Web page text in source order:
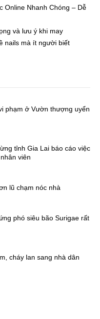
Online Nhanh Chóng – Dễ
và lưu ý khi may
nails mà ít người biết
phạm ở Vườn thượng uyển
tỉnh Gia Lai báo cáo việc
viên
lũ chạm nóc nhà
phó siêu bão Surigae rất
cháy lan sang nhà dân